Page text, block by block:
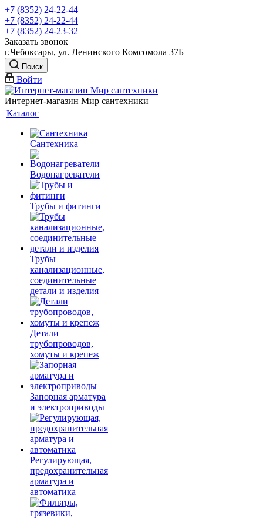
+7 (8352) 24-22-44
+7 (8352) 24-22-44
+7 (8352) 24-23-32
Заказать звонок
г.Чебоксары, ул. Ленинского Комсомола 37Б
Поиск
Войти
Интернет-магазин Мир сантехники
Каталог
Сантехника
Водонагреватели
Трубы и фитинги
Трубы
канализационные,
соединительные
детали и изделия
Детали
трубопроводов,
хомуты и крепеж
Запорная арматура
и электроприводы
Регулирующая,
предохранительная
арматура и
автоматика